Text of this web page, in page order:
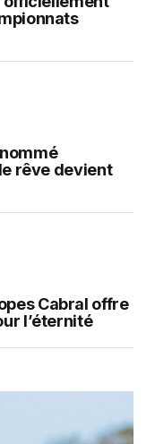
rêve devient
Cabral offre
l’éternité